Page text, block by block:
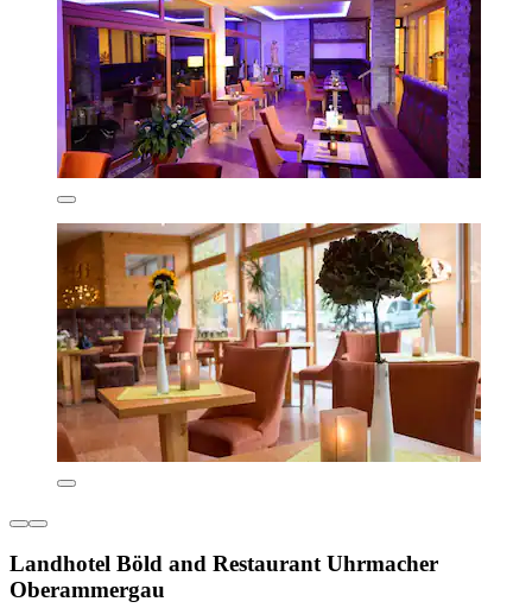
Landhotel Böld and Restaurant Uhrmacher
Oberammergau